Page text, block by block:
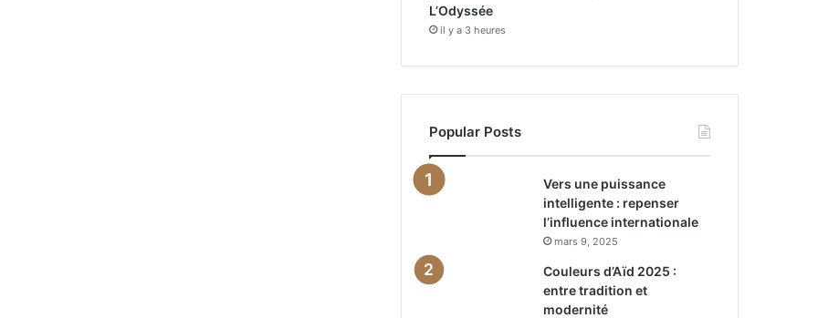
L’Odyssée
il y a 3 heures
Popular Posts
Vers une puissance
intelligente : repenser
l’influence internationale
mars 9, 2025
Couleurs d’Aïd 2025 :
entre tradition et
modernité